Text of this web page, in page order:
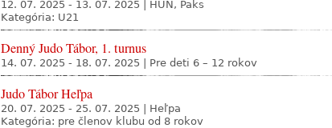
12. 07. 2025 - 13. 07. 2025
HUN, Paks
Kategória: U21
Denný Judo Tábor, 1. turnus
14. 07. 2025 - 18. 07. 2025 Pre deti 6 – 12 rokov
Judo Tábor Heľpa
20. 07. 2025 - 25. 07. 2025
Heľpa
Kategória: pre členov klubu od 8 rokov